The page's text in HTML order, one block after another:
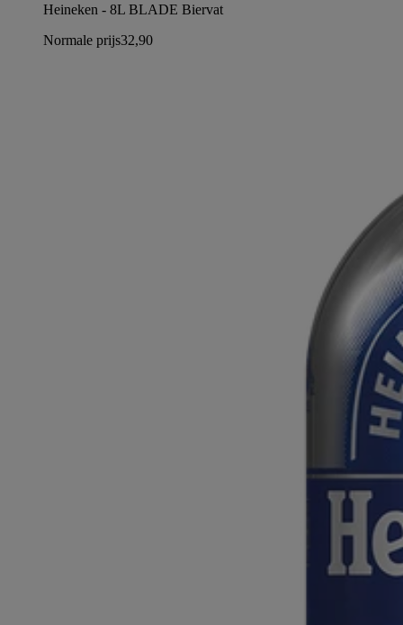
Heineken - 8L BLADE Biervat
Normale prijs32,90